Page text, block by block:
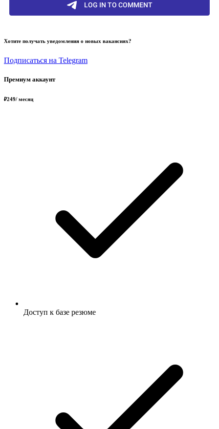
Хотите получать уведомления о новых вакансиях?
Подписаться на Telegram
Премиум аккаунт
₽249/ месяц
Доступ к базе резюме